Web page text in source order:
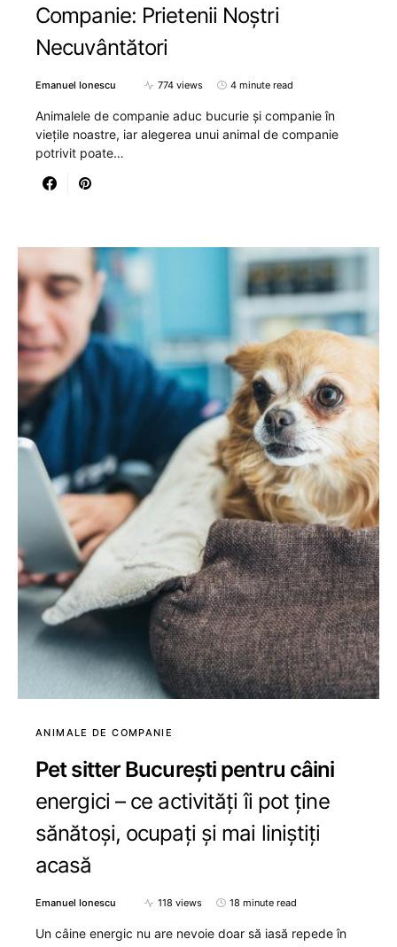
Companie: Prietenii Noștri
Necuvântători
Emanuel Ionescu 774 views 4 minute read
Animalele de companie aduc bucurie și companie în
viețile noastre, iar alegerea unui animal de companie
potrivit poate…
ANIMALE DE COMPANIE
Pet sitter București pentru câini
energici – ce activități îi pot ține
sănătoși, ocupați și mai liniștiți
acasă
Emanuel Ionescu 118 views 18 minute read
Un câine energic nu are nevoie doar să iasă repede în